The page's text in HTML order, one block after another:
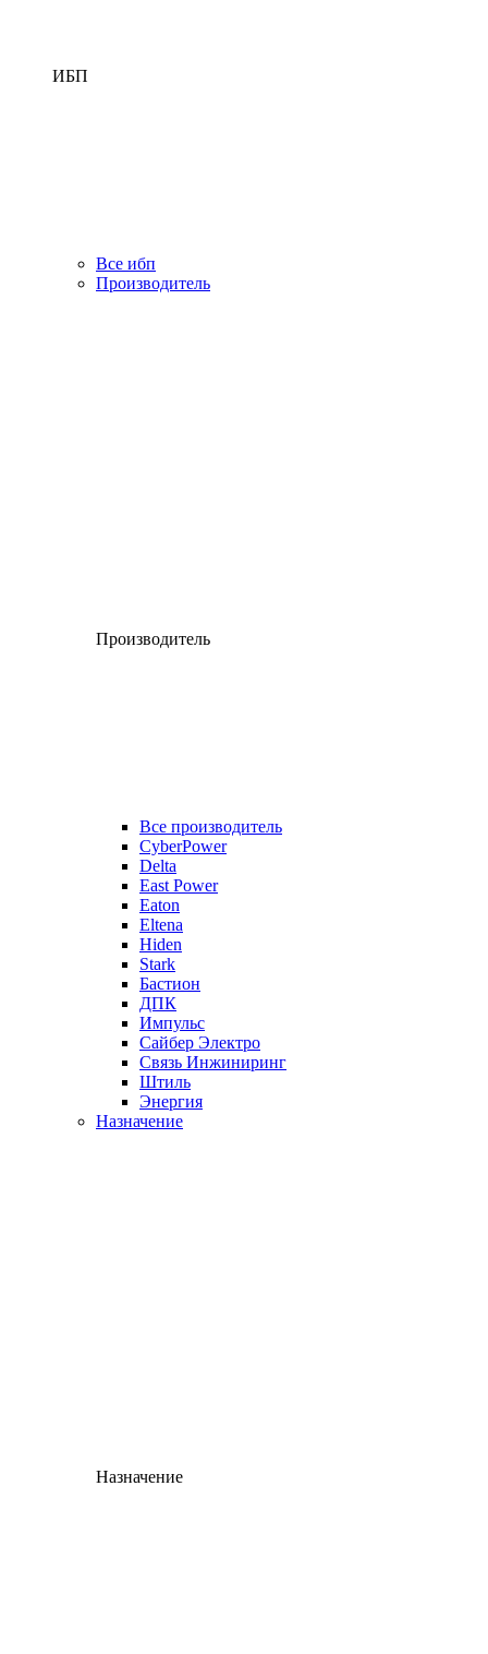
ИБП
Все ибп
Производитель
Производитель
Все производитель
CyberPower
Delta
East Power
Eaton
Eltena
Hiden
Stark
Бастион
ДПК
Импульс
Сайбер Электро
Связь Инжиниринг
Штиль
Энергия
Назначение
Назначение